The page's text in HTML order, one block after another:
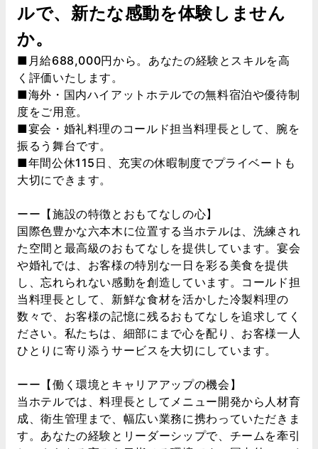
ルで、新たな感動を体験しません
か。
■月給688,000円から。あなたの経験とスキルを高
く評価いたします。
■海外・国内ハイアットホテルでの無料宿泊や優待制
度をご用意。
■宴会・婚礼料理のコールド担当料理長として、腕を
振るう舞台です。
■年間公休115日、充実の休暇制度でプライベートも
大切にできます。
ーー【施設の特徴とおもてなしの心】
国際色豊かな六本木に位置する当ホテルは、洗練され
た空間と最高級のおもてなしを提供しています。宴会
や婚礼では、お客様の特別な一日を彩る美食を提供
し、忘れられない感動を創造しています。コールド担
当料理長として、新鮮な食材を活かした冷製料理の
数々で、お客様の記憶に残るおもてなしを追求してく
ださい。私たちは、細部にまで心を配り、お客様一人
ひとりに寄り添うサービスを大切にしています。
ーー【働く環境とキャリアアップの機会】
当ホテルでは、料理長としてメニュー開発から人材育
成、衛生管理まで、幅広い業務に携わっていただきま
す。あなたの経験とリーダーシップで、チームを牽引